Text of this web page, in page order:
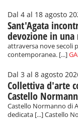
Dal 4 al 18 agosto
Sant'Agata
devozione in
attraversa nove secoli
contemporanea. [...]
Dal 3 al 8 agosto
Collettiva d'arte
Castello
Castello Normanno di
dedicata [...] Castello